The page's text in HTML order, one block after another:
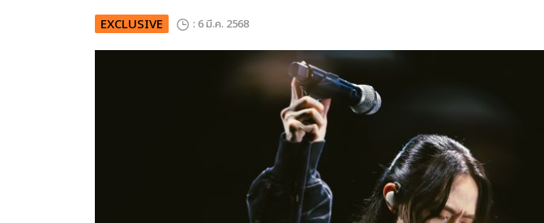
EXCLUSIVE : 6 มี.ค. 2568